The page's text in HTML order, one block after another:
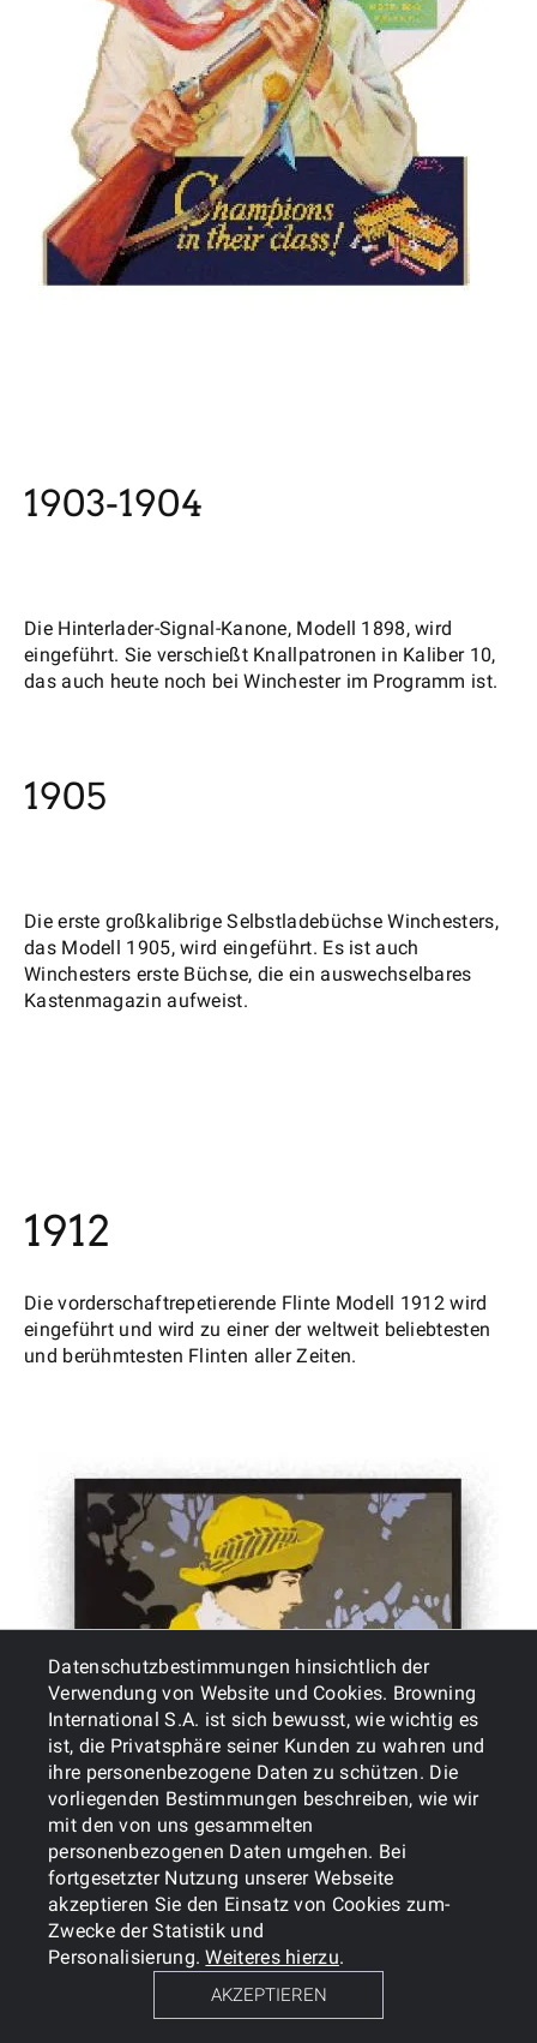
Datenschutzbestimmungen hinsichtlich der
Verwendung von Website und Cookies. Browning
International S.A. ist sich bewusst, wie wichtig es
ist, die Privatsphäre seiner Kunden zu wahren und
ihre personenbezogene Daten zu schützen. Die
vorliegenden Bestimmungen beschreiben, wie wir
mit den von uns gesammelten
personenbezogenen Daten umgehen. Bei
fortgesetzter Nutzung unserer Webseite
akzeptieren Sie den Einsatz von Cookies zum-
Zwecke der Statistik und
Personalisierung.Weiteres hierzu.
AKZEPTIEREN
1903-1904
Die Hinterlader-Signal-Kanone, Modell 1898, wird
eingeführt. Sie verschießt Knallpatronen in Kaliber 10,
das auch heute noch bei Winchester im Programm ist.
1905
Die erste großkalibrige Selbstladebüchse Winchesters,
das Modell 1905, wird eingeführt. Es ist auch
Winchesters erste Büchse, die ein auswechselbares
Kastenmagazin aufweist.
1912
Die vorderschaftrepetierende Flinte Modell 1912 wird
eingeführt und wird zu einer der weltweit beliebtesten
und berühmtesten Flinten aller Zeiten.